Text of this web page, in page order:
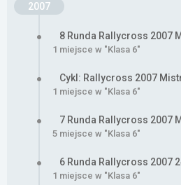
2007
8 Runda Rallycross 2007
1 miejsce w "Klasa 6"
Cykl: Rallycross 2007
1 miejsce w "Klasa 6"
7 Runda Rallycross 2007
5 miejsce w "Klasa 6"
6 Runda Rallycross 2007
1 miejsce w "Klasa 6"